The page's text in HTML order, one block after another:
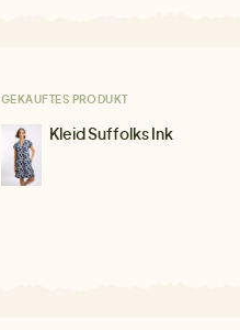
GEKAUFTES PRODUKT
Kleid Suffolks Ink